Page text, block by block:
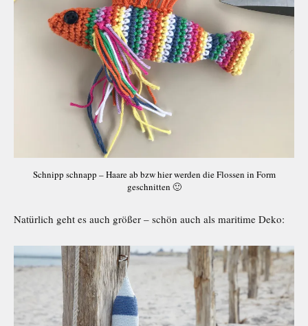
Schnipp schnapp – Haare ab bzw hier werden die Flossen in Form
geschnitten 🙂
Natürlich geht es auch größer – schön auch als maritime Deko: